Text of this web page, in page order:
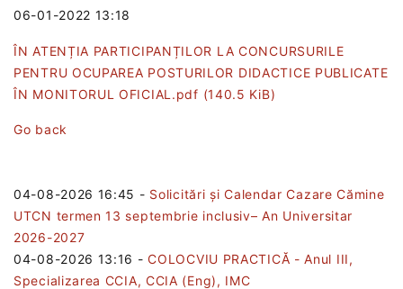
06-01-2022 13:18
ÎN ATENȚIA PARTICIPANȚILOR LA CONCURSURILE
PENTRU OCUPAREA POSTURILOR DIDACTICE PUBLICATE
ÎN MONITORUL OFICIAL.pdf (140.5 KiB)
Go back
04-08-2026 16:45 - Solicitări și Calendar Cazare Cămine
UTCN termen 13 septembrie inclusiv– An Universitar
2026-2027
04-08-2026 13:16 -COLOCVIU PRACTICĂ - Anul III,
Specializarea CCIA, CCIA (Eng), IMC